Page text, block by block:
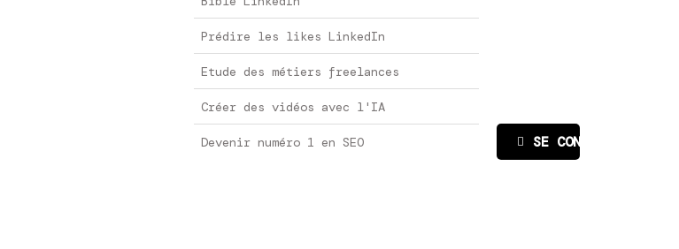
Prédire les likes LinkedIn
Etude des métiers freelances
Créer des vidéos avec l'IA
Devenir numéro 1 en SEO SE CONNECTER